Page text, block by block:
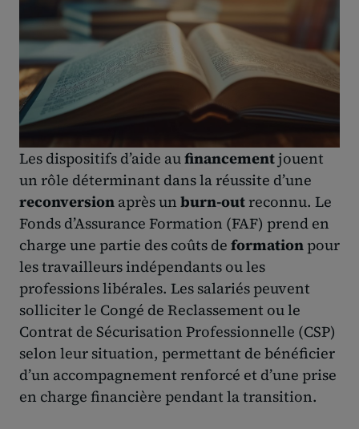
Les dispositifs d’aide aufinancementjouent
un rôle déterminant dans la réussite d’une
reconversion après un burn-outreconnu. Le
Fonds d’Assurance Formation (FAF) prend en
charge une partie des coûts de formation pour
les travailleurs indépendants ou les
professions libérales. Les salariés peuvent
solliciter le Congé de Reclassement ou le
Contrat de Sécurisation Professionnelle (CSP)
selon leur situation, permettant de bénéficier
d’un accompagnement renforcé et d’une prise
en charge financière pendant la transition.